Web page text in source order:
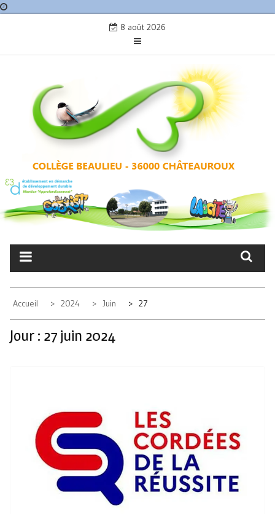
8 août 2026
COLLÈGE BEAULIEU –
CHÂTEAUROUX
Accueil 2024 Juin 27
Jour : 27 juin 2024